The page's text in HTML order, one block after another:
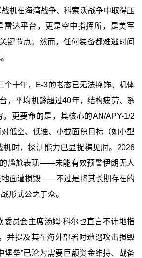
机在海湾战争、科索沃战争中取得压
雷达平台，更是空中指挥所，是美军
键节点。然而，任何装备都难逃时间
个十年，E-3的老态已无法掩饰。机体
，平均机龄超过40年，结构疲劳、系
更要命的是，其核心的AN/APY-1/2
低空、低速、小截面积目标（如小型
机时，探测能力已显捉襟见肘。2026
的尴尬表现——未能有效预警伊朗无人
地面遭损毁——不过是将其长期存在的
形式公之于众。
委员会主席汤姆·科尔也直言不讳地指
并提及其在海外部署时遭遇攻击损毁
堡垒”已沦为需要巨额资金维持、战备